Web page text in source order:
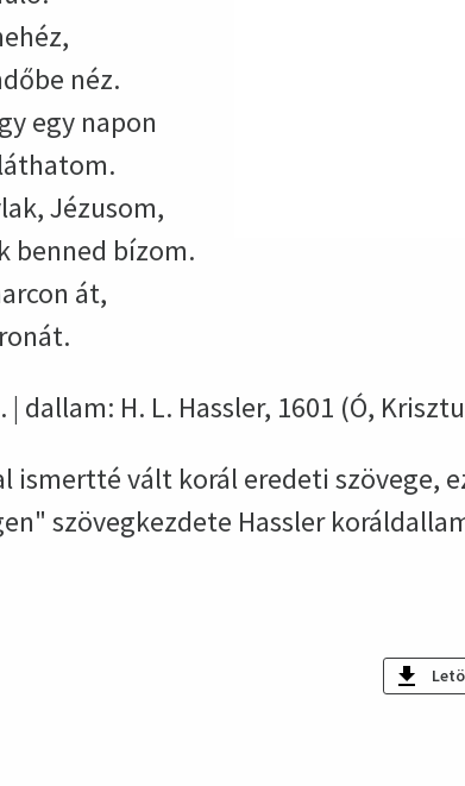
néz.
egy napon
Jézusom,
benned bízom.
át,
dallam: H. L. Hassler, 1601 (Ó,
ismertté vált korál eredeti szövege,
szövegkezdete Hassler